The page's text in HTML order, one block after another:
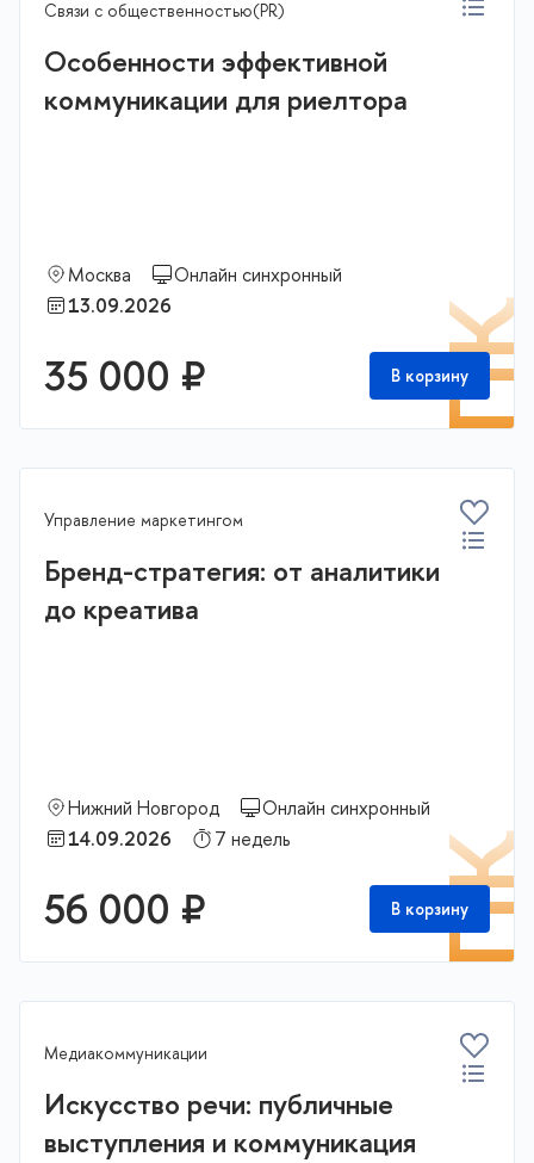
Связи с общественностью(PR)
Особенности эффективной
коммуникации для риелтора
Москва
Онлайн синхронный
13.09.2026
35 000 ₽ В корзину
Управление маркетингом
Бренд-стратегия: от аналитики
до креатива
Нижний Новгород
Онлайн синхронный
14.09.2026
7 недель
56 000 ₽ В корзину
Медиакоммуникации
Искусство речи: публичные
выступления и коммуникация